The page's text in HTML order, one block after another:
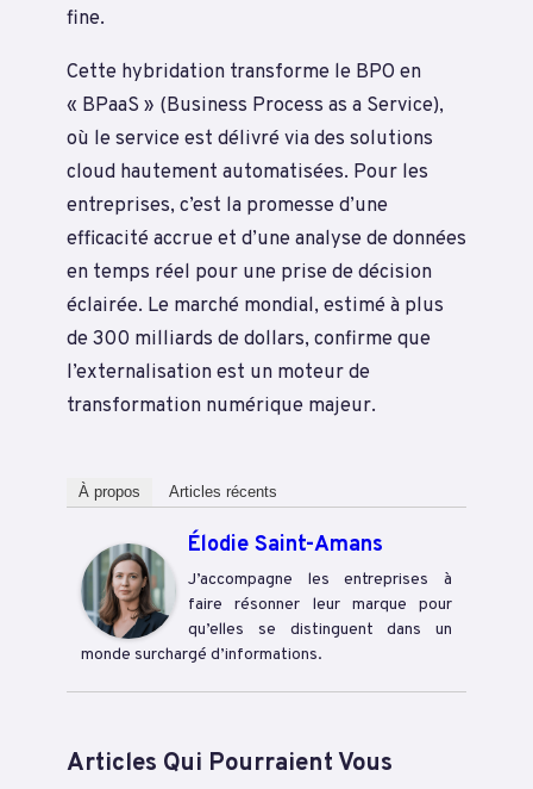
fine.
Cette hybridation transforme le BPO en
« BPaaS » (Business Process as a Service),
où le service est délivré via des solutions
cloud hautement automatisées. Pour les
entreprises, c’est la promesse d’une
efficacité accrue et d’une analyse de données
en temps réel pour une prise de décision
éclairée. Le marché mondial, estimé à plus
de 300 milliards de dollars, confirme que
l’externalisation est un moteur de
transformation numérique majeur.
À propos Articles récents
Élodie Saint-Amans
J’accompagne les entreprises à
faire résonner leur marque pour
qu’elles se distinguent dans un
monde surchargé d’informations.
Articles Qui Pourraient Vous